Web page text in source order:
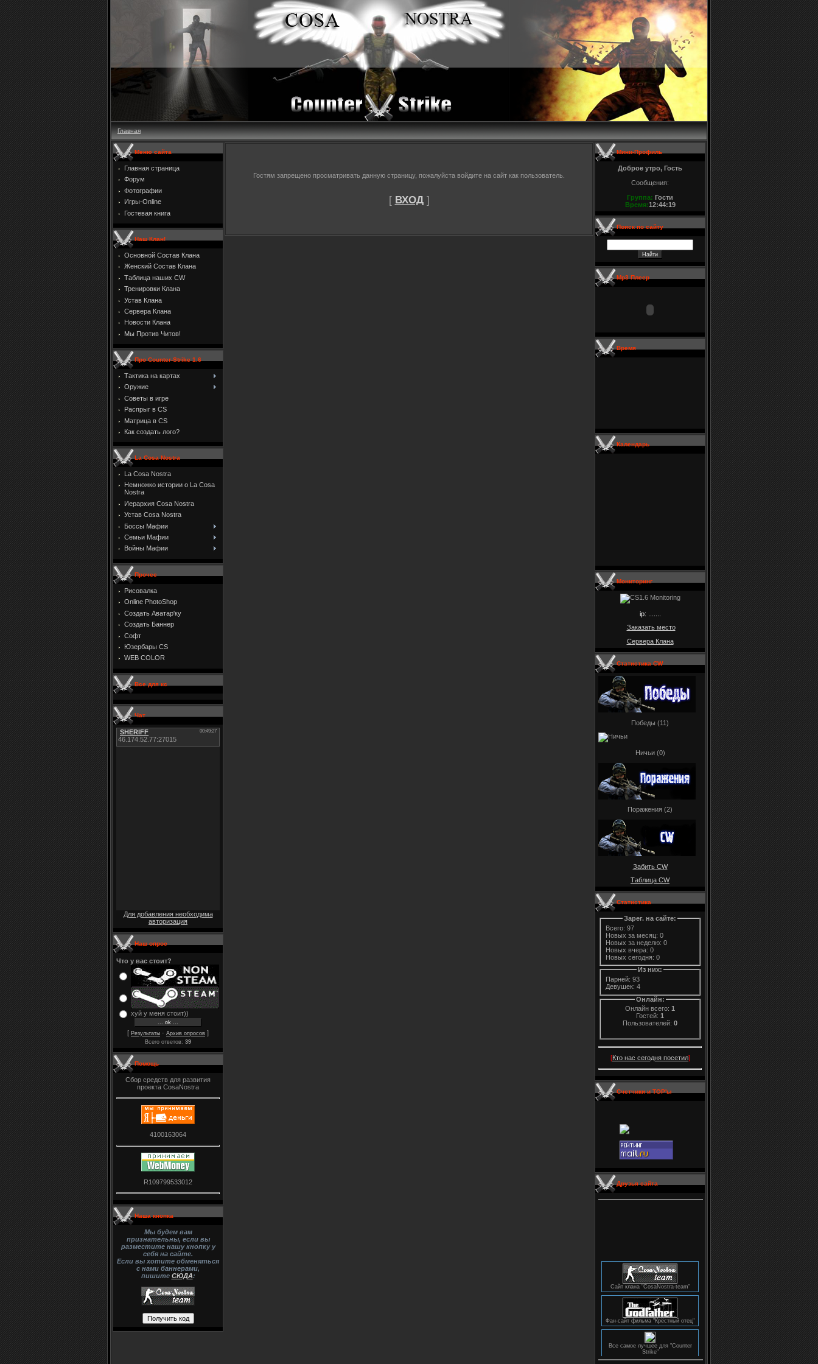
Главная
Меню сайта
Главная страница
Форум
Фотографии
Игры-Online
Гостевая книга
Наш Клан!
Основной Состав Клана
Женский Состав Клана
Таблица наших CW
Тренировки Клана
Устав Клана
Сервера Клана
Новости Клана
Мы Против Читов!
Про Counter-Strike 1.6
Тактика на картах
Оружие
Советы в игре
Распрыг в CS
Матрица в CS
Как создать лого?
La Cosa Nostra
La Cosa Nostra
Немножко истории о La Cosa
Nostra
Иерархия Cosa Nostra
Устав Cosa Nostra
Боссы Мафии
Семьи Мафии
Войны Мафии
Прочее
Рисовалка
Online PhotoShop
Создать Аватар'ку
Создать Баннер
Софт
Юзербары CS
WEB COLOR
Все для кс
Чат
Для добавления необходима
авторизация
Наш опрос
Что у вас стоит?
хуй у меня стоит))
[ Результаты · Архив опросов ]
Всего ответов: 39
Помощь
Сбор средств для развития
проекта CosaNostra
4100163064
R109799533012
Наша кнопка
Мы будем вам
признательны, если вы
разместите нашу кнопку у
себя на сайте.
Если вы хотите обменяться
с нами баннерами,
пишите СЮДА:
Гостям запрещено просматривать данную страницу, пожалуйста войдите на сайт как пользователь.
[ ВХОД]
Мини-Профиль
Доброе утро, Гость
Сообщения:
Группа: Гости
Время:12:44:19
Поиск по сайту
Mp3 Плеер
Время
Календарь
Мониторинг
ip: .......
Заказать место
Сервера Клана
Статистика CW
Победы (11)
Ничьи (0)
Поражения (2)
Забить CW
Таблица CW
Статистика
Зарег. на сайте:
Новых сегодня: 0
Из них:
Парней: 93
Девушек: 4
Онлайн:
Онлайн всего: 1
Гостей: 1
Пользователей: 0
[Кто нас сегодня посетил]
Счетчики и TOP'ы
Друзья сайта
Сайт клана "CosaNostra-team"
Фан-сайт фильма "Крёстный отец"
Все самое лучшее для "Counter
Strike"